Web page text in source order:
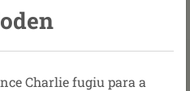
Charlie fugiu para a